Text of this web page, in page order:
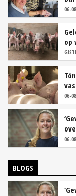
06-
op
06-
06-
BLOGS